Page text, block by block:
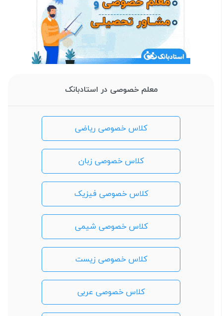
معلم خصوصی در استادبانک
کلاس خصوصی ریاضی
کلاس خصوصی زبان
کلاس خصوصی فیزیک
کلاس خصوصی شیمی
کلاس خصوصی زیست
کلاس خصوصی عربی